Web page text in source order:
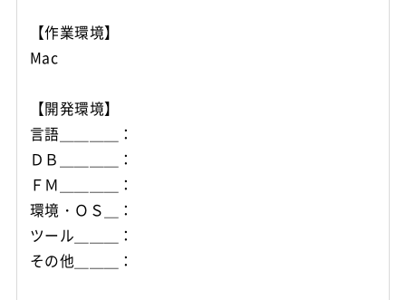
【作業環境】
Mac
【開発環境】
言語＿＿＿＿：
ＤＢ＿＿＿＿：
ＦＭ＿＿＿＿：
環境・ＯＳ＿：
ツール＿＿＿：
その他＿＿＿：